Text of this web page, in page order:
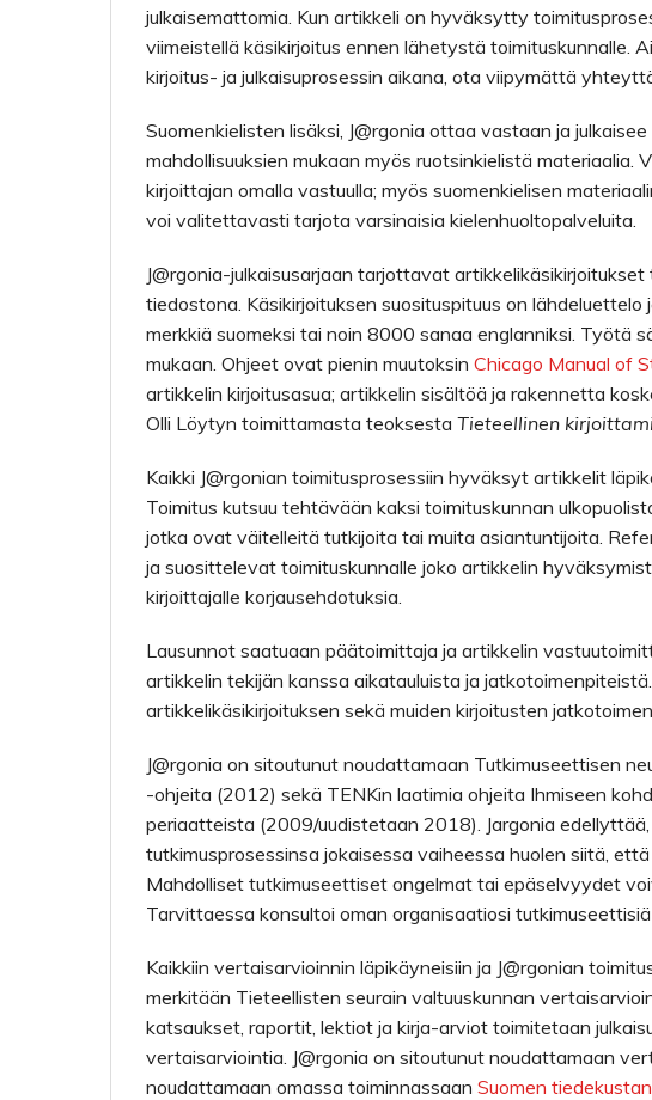
julkaisemattomia. Kun artikkeli on hyväksytty
viimeistellä käsikirjoitus ennen lähetystä toimituskunnalle.
kirjoitus- ja julkaisuprosessin aikana, ota viipymättä
Suomenkielisten lisäksi, J@rgonia ottaa vastaan ja
mahdollisuuksien mukaan myös ruotsinkielistä materiaalia.
kirjoittajan omalla vastuulla; myös suomenkielisen
voi valitettavasti tarjota varsinaisia kielenhuoltopalveluita.
J@rgonia-julkaisusarjaan tarjottavat
tiedostona. Käsikirjoituksen suosituspituus on
merkkiä suomeksi tai noin 8000 sanaa englanniksi. Työtä
mukaan. Ohjeet ovat pienin muutoksin Chicago Manual of
artikkelin kirjoitusasua; artikkelin sisältöä ja rakennetta
Olli Löytyn toimittamasta teoksesta Tieteellinen
Kaikki J@rgonian toimitusprosessiin hyväksyt artikkelit
Toimitus kutsuu tehtävään kaksi toimituskunnan
jotka ovat väitelleitä tutkijoita tai muita asiantuntijoita.
ja suosittelevat toimituskunnalle joko artikkelin
kirjoittajalle korjausehdotuksia.
Lausunnot saatuaan päätoimittaja ja artikkelin
artikkelin tekijän kanssa aikatauluista ja
artikkelikäsikirjoituksen sekä muiden kirjoitusten
J@rgonia on sitoutunut noudattamaan Tutkimuseettisen
-ohjeita (2012) sekä TENKin laatimia ohjeita Ihmiseen
periaatteista (2009/uudistetaan 2018). Jargonia
tutkimusprosessinsa jokaisessa vaiheessa huolen siitä,
Mahdolliset tutkimuseettiset ongelmat tai epäselvyydet
Tarvittaessa konsultoi oman organisaatiosi
Kaikkiin vertaisarvioinnin läpikäyneisiin ja J@rgonian
merkitään Tieteellisten seurain valtuuskunnan
katsaukset, raportit, lektiot ja kirja-arviot toimitetaan
vertaisarviointia. J@rgonia on sitoutunut noudattamaan
noudattamaan omassa toiminnassaan Suomen